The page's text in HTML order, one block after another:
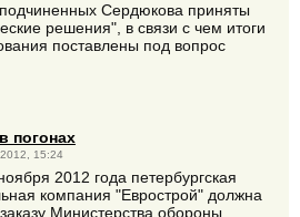
Сердюкова приняты
решения", в связи с чем итоги
поставлены под вопрос
погонах
15:24
2012 года петербургская
компания "Еврострой" должна
Министерства обороны